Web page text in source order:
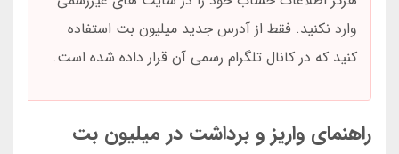
وارد نکنید. فقط از آدرس جدید میلیون بت استفاده
کنید که در کانال تلگرام رسمی آن قرار داده شده است.
راهنمای واریز و برداشت در میلیون بت